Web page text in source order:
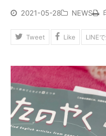
2021-05-28 NEWS
Tweet Like LINE